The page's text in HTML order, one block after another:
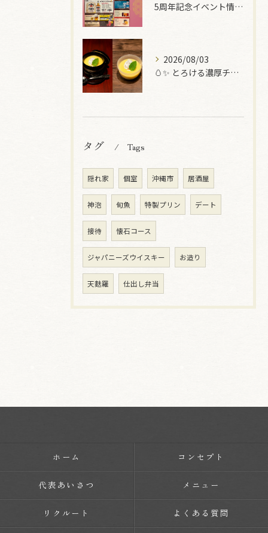
5周年記念イベント情報 第一弾
2026/08/03
🥚✨ とろける濃厚チーズプリン ✨🥚
タグ Tags
隠れ家 個室 沖縄市 居酒屋
神泡 旬魚 特製プリン デート
接待 懐石コース
ジャパニーズウイスキー お造り
天麩羅 仕出し弁当
ホーム コンセプト
代表あいさつ メニュー
リクルート よくある質問